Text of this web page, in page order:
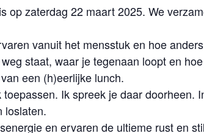
op zaterdag 22 maart 2025. We
vanuit het mensstuk en hoe
staat, waar je tegenaan loopt en
een (h)eerlijke lunch.
Ik spreek je daar doorheen.
loslaten.
en ervaren de ultieme rust en